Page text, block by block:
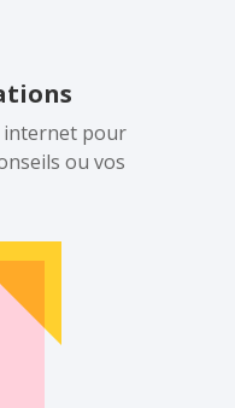
internet pour
ou vos